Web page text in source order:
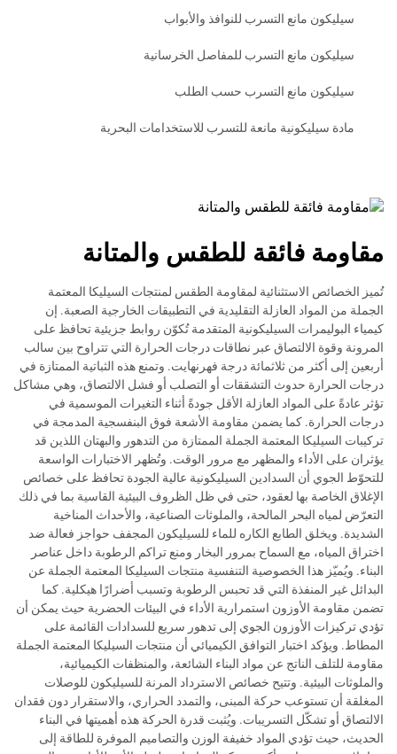
سيليكون مانع التسرب للنوافذ والأبواب
سيليكون مانع التسرب للمفاصل الخرسانية
سيليكون مانع التسرب حسب الطلب
مادة سيليكونية مانعة للتسرب للاستخدامات البحرية
مقاومة فائقة للطقس والمتانة
تُميز الخصائص الاستثنائية لمقاومة الطقس لمنتجات السيليكا المعتمة
الجملة من المواد العازلة التقليدية في التطبيقات الخارجية الصعبة. إن
كيمياء البوليمرات السيليكونية المتقدمة تُكوّن روابط جزيئية تحافظ على
المرونة وقوة الالتصاق عبر نطاقات درجات الحرارة التي تتراوح بين سالب
أربعين إلى أكثر من ثلاثمائة درجة فهرنهايت. وتمنع هذه الثباتية الممتازة في
درجات الحرارة حدوث التشققات أو التصلب أو فشل الالتصاق، وهي مشاكل
تؤثر عادةً على المواد العازلة الأقل جودةً أثناء التغيرات الموسمية في
درجات الحرارة. كما يضمن مقاومة الأشعة فوق البنفسجية المدمجة في
تركيبات السيليكا المعتمة الجملة الممتازة من التدهور والبهتان اللذين قد
يؤثران على الأداء والمظهر مع مرور الوقت. وتُظهر الاختبارات الواسعة
للتحوّط الجوي أن السدادين السيليكونية عالية الجودة تحافظ على خصائص
الإغلاق الخاصة بها لعقود، حتى في ظل الظروف البيئية القاسية بما في ذلك
التعرّض لمياه البحر المالحة، والملوثات الصناعية، والأحداث المناخية
الشديدة. ويخلق الطابع الكاره للماء للسيليكون المجفف حواجز فعالة ضد
اختراق المياه، مع السماح بمرور البخار ومنع تراكم الرطوبة داخل عناصر
البناء. ويُميّز هذا الخصوصية التنفسية منتجات السيليكا المعتمة الجملة عن
البدائل غير المنفذة التي قد تحبس الرطوبة وتسبب أضرارًا هيكلية. كما
تضمن مقاومة الأوزون استمرارية الأداء في البيئات الحضرية حيث يمكن أن
تؤدي تركيزات الأوزون الجوي إلى تدهور سريع للسدادات القائمة على
المطاط. ويؤكد اختبار التوافق الكيميائي أن منتجات السيليكا المعتمة الجملة
مقاومة للتلف الناتج عن مواد البناء الشائعة، والمنظفات الكيميائية،
والملوثات البيئية. وتتيح خصائص الاسترداد المرنة للسيليكون للوصلات
المغلقة أن تستوعب حركة المبنى، والتمدد الحراري، والاستقرار دون فقدان
الالتصاق أو تشكّل التسريبات. ويُثبت قدرة الحركة هذه أهميتها في البناء
الحديث، حيث تؤدي المواد خفيفة الوزن والتصاميم الموفرة للطاقة إلى